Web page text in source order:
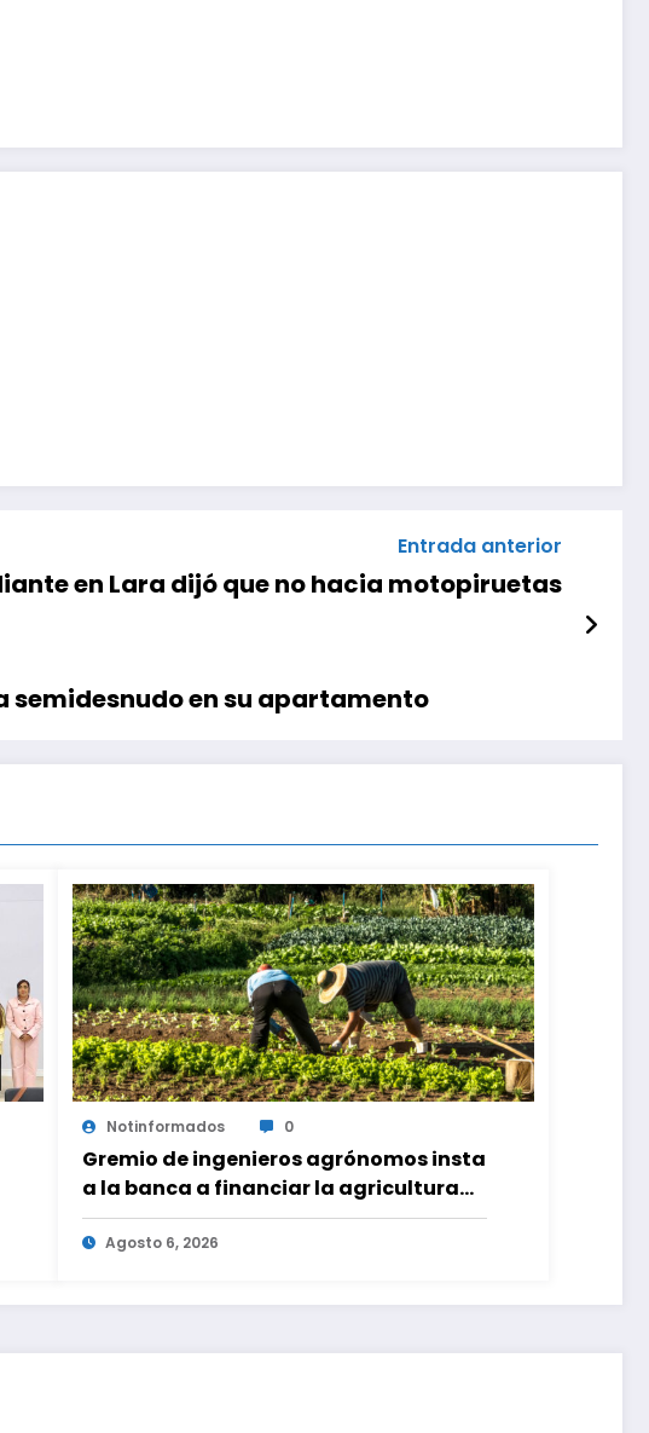
Entrada anterior
en Lara dijó que no hacia motopiruetas
semidesnudo en su apartamento
Notinformados 0
Gremio de ingenieros agrónomos insta
a la banca a financiar la agricultura
familiar
Agosto 6, 2026